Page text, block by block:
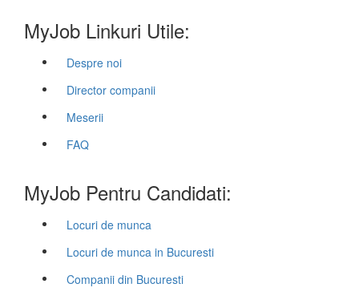
MyJob Linkuri Utile:
Despre noi
Director companii
Meserii
FAQ
MyJob Pentru Candidati:
Locuri de munca
Locuri de munca in Bucuresti
Companii din Bucuresti